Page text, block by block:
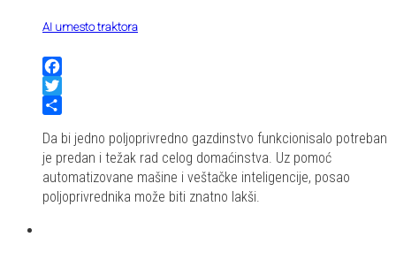
AI umesto traktora
Facebook
Twitter
Da bi jedno poljoprivredno gazdinstvo funkcionisalo potreban
je predan i težak rad celog domaćinstva. Uz pomoć
automatizovane mašine i veštačke inteligencije, posao
poljoprivrednika može biti znatno lakši.